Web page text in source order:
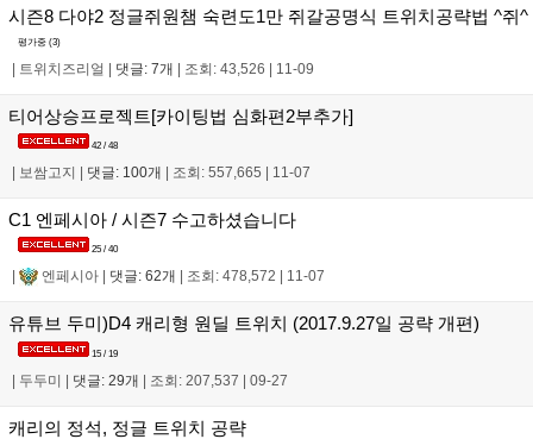
시즌8 다야2 정글쥐원챔 숙련도1만 쥐갈공명식 트위치공략법 ^쥐^
평가중 (3)
| 트위치즈리얼 | 댓글: 7개 | 조회: 43,526 | 11-09
티어상승프로젝트[카이팅법 심화편2부추가]
42 / 48
보쌈고지 댓글: 100개 조회: 557,665 11-07
C1 엔페시아 / 시즌7 수고하셨습니다
25 / 40
엔페시아 댓글: 62개 조회: 478,572 11-07
유튜브 두미)D4 캐리형 원딜 트위치 (2017.9.27일 공략 개편)
15 / 19
| 두두미 | 댓글: 29개 | 조회: 207,537 | 09-27
캐리의 정석, 정글 트위치 공략